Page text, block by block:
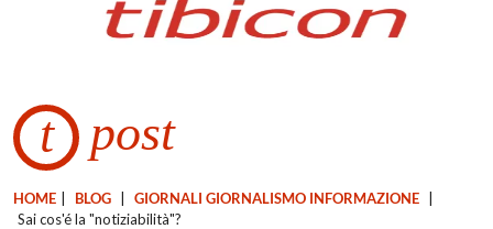
t post
HOME BLOG GIORNALI GIORNALISMO INFORMAZIONE
Sai cos'é la "notiziabilità"?